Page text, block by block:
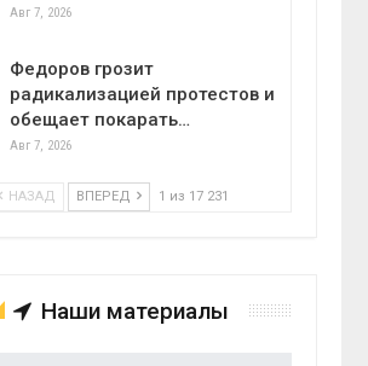
Авг 7, 2026
Федоров грозит
радикализацией протестов и
обещает покарать…
Авг 7, 2026
НАЗАД ВПЕРЕД 1 из 17 231
Наши материалы